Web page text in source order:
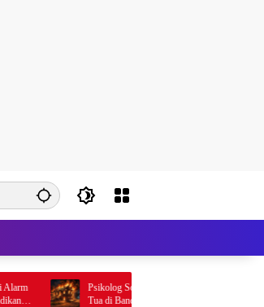
Psikolog Soroti Dugaan Pembakaran Rumah Orang
Tua di Bandung, Ledakan Emosi Diduga Jadi Pemicu